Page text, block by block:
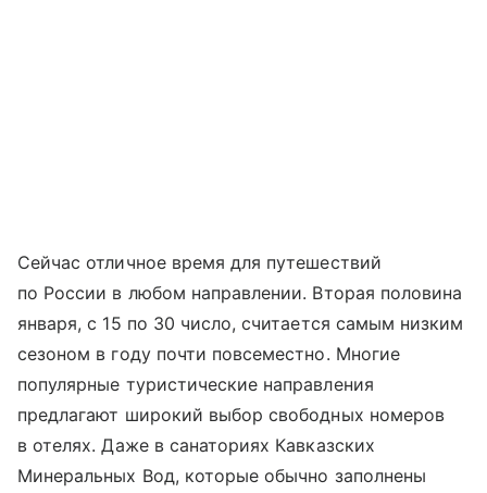
Сейчас отличное время для путешествий
по России в любом направлении. Вторая половина
января, с 15 по 30 число, считается самым низким
сезоном в году почти повсеместно. Многие
популярные туристические направления
предлагают широкий выбор свободных номеров
в отелях. Даже в санаториях Кавказских
Минеральных Вод, которые обычно заполнены